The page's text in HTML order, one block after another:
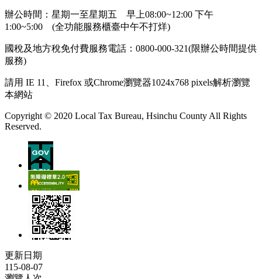
辦公時間：星期一至星期五 早上08:00~12:00 下午
1:00~5:00 (全功能服務櫃臺中午不打烊)
國稅及地方稅免付費服務電話：0800-000-321(限辦公時間提供
服務)
請用 IE 11、Firefox 或Chrome瀏覽器1024x768 pixels解析瀏覽
本網站
Copyright © 2020 Local Tax Bureau, Hsinchu County All Rights
Reserved.
更新日期
115-08-07